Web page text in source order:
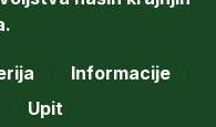
Informacije
Upit